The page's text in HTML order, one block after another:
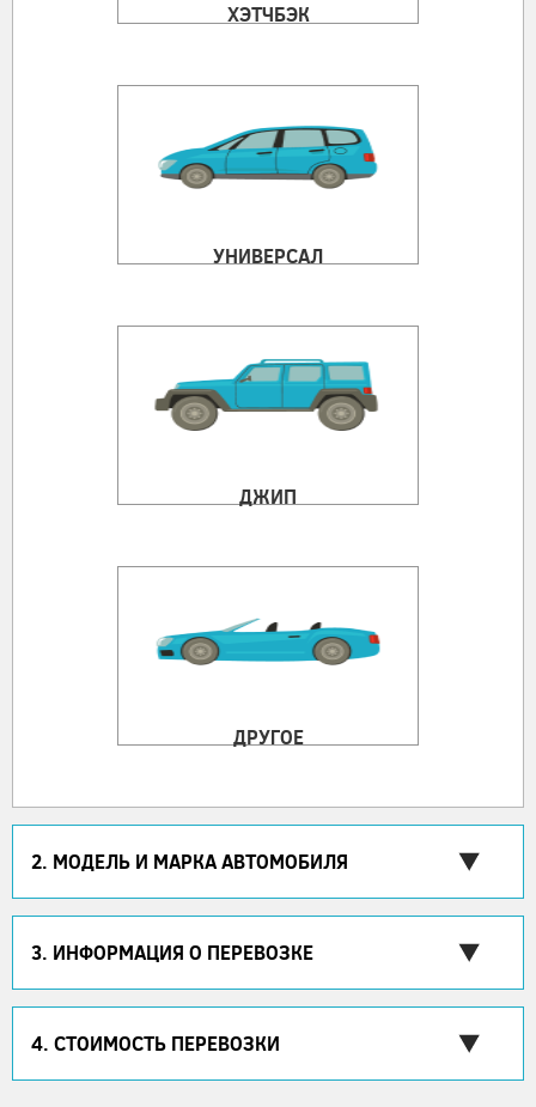
ХЭТЧБЭК
УНИВЕРСАЛ
ДЖИП
ДРУГОЕ
2. МОДЕЛЬ И МАРКА АВТОМОБИЛЯ
3. ИНФОРМАЦИЯ О ПЕРЕВОЗКЕ
4. СТОИМОСТЬ ПЕРЕВОЗКИ